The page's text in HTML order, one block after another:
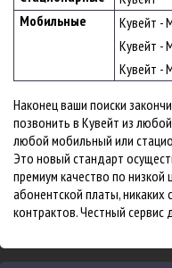
Мобильные
Кувейт -
Кувейт -
Кувейт -
Наконец ваши поиски
позвонить в Кувейт из
любой мобильный или
Это новый стандарт
премиум качество по низкой
абонентской платы,
контрактов. Честный